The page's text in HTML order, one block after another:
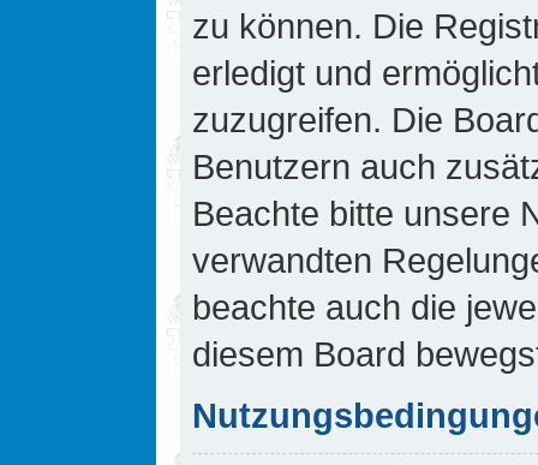
zu können. Die
erledigt und
zuzugreifen. Die
Benutzern auch
Beachte bitte unsere
verwandten
beachte auch die
diesem Board